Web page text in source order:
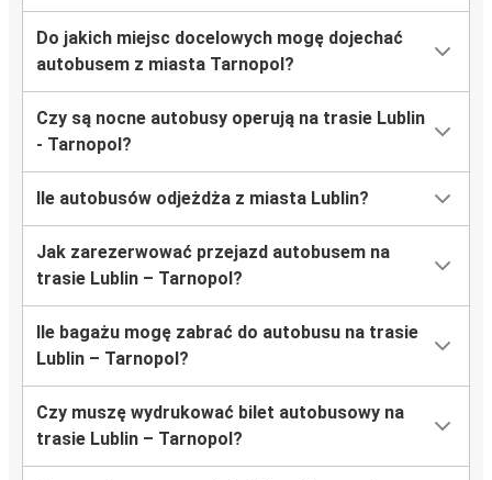
Do jakich miejsc docelowych mogę dojechać
autobusem z miasta Tarnopol?
Czy są nocne autobusy operują na trasie Lublin
- Tarnopol?
Ile autobusów odjeżdża z miasta Lublin?
Jak zarezerwować przejazd autobusem na
trasie Lublin – Tarnopol?
Ile bagażu mogę zabrać do autobusu na trasie
Lublin – Tarnopol?
Czy muszę wydrukować bilet autobusowy na
trasie Lublin – Tarnopol?